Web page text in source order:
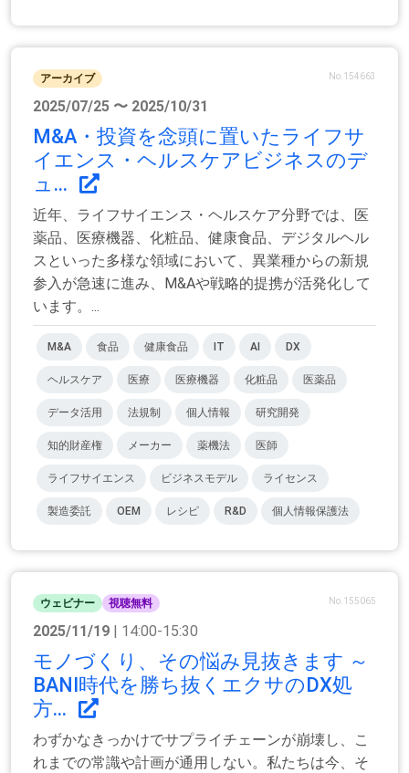
アーカイブ No.154663
2025/07/25 〜 2025/10/31
M&A・投資を念頭に置いたライフサ
イエンス・ヘルスケアビジネスのデ
ュ...
近年、ライフサイエンス・ヘルスケア分野では、医
薬品、医療機器、化粧品、健康食品、デジタルヘル
スといった多様な領域において、異業種からの新規
参入が急速に進み、M&Aや戦略的提携が活発化して
います。...
M&A 食品 健康食品 IT AI DX
ヘルスケア 医療 医療機器 化粧品 医薬品
データ活用 法規制 個人情報 研究開発
知的財産権 メーカー 薬機法 医師
ライフサイエンス ビジネスモデル ライセンス
製造委託 OEM レシピ R&D 個人情報保護法
ウェビナー 視聴無料 No.155065
2025/11/19 | 14:00-15:30
モノづくり、その悩み見抜きます ～
BANI時代を勝ち抜くエクサのDX処
方...
わずかなきっかけでサプライチェーンが崩壊し、こ
れまでの常識や計画が通用しない。私たちは今、そ